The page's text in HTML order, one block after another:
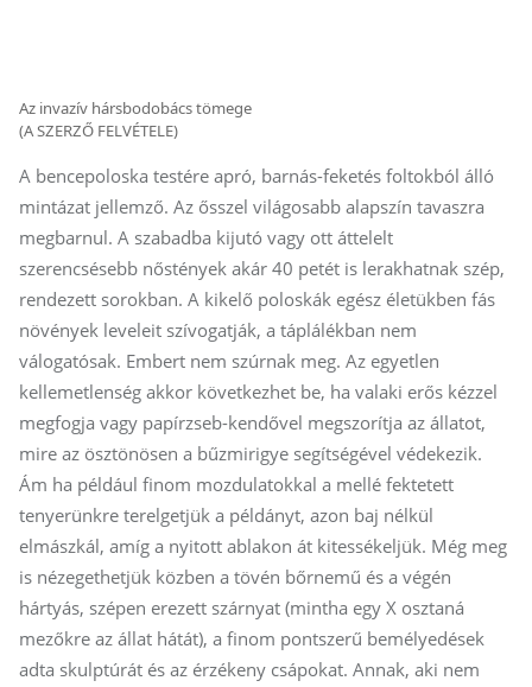
Az invazív hársbodobács tömege
(A SZERZŐ FELVÉTELE)
A bencepoloska testére apró, barnás-feketés foltokból álló
mintázat jellemző. Az ősszel világosabb alapszín tavaszra
megbarnul. A szabadba kijutó vagy ott áttelelt
szerencsésebb nőstények akár 40 petét is lerakhatnak szép,
rendezett sorokban. A kikelő poloskák egész életükben fás
növények leveleit szívogatják, a táplálékban nem
válogatósak. Embert nem szúrnak meg. Az egyetlen
kellemetlenség akkor következhet be, ha valaki erős kézzel
megfogja vagy papírzseb-kendővel megszorítja az állatot,
mire az ösztönösen a bűzmirigye segítségével védekezik.
Ám ha például finom mozdulatokkal a mellé fektetett
tenyerünkre terelgetjük a példányt, azon baj nélkül
elmászkál, amíg a nyitott ablakon át kitessékeljük. Még meg
is nézegethetjük közben a tövén bőrnemű és a végén
hártyás, szépen erezett szárnyat (mintha egy X osztaná
mezőkre az állat hátát), a finom pontszerű bemélyedések
adta skulptúrát és az érzékeny csápokat. Annak, aki nem